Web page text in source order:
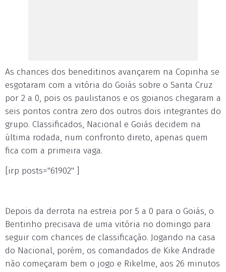
As chances dos beneditinos avançarem na Copinha se
esgotaram com a vitória do Goiás sobre o Santa Cruz
por 2 a 0, pois os paulistanos e os goianos chegaram a
seis pontos contra zero dos outros dois integrantes do
grupo. Classificados, Nacional e Goiás decidem na
última rodada, num confronto direto, apenas quem
fica com a primeira vaga.
[irp posts="61902" ]
Depois da derrota na estreia por 5 a 0 para o Goiás, o
Bentinho precisava de uma vitória no domingo para
seguir com chances de classificação. Jogando na casa
do Nacional, porém, os comandados de Kike Andrade
não começaram bem o jogo e Rikelme, aos 26 minutos